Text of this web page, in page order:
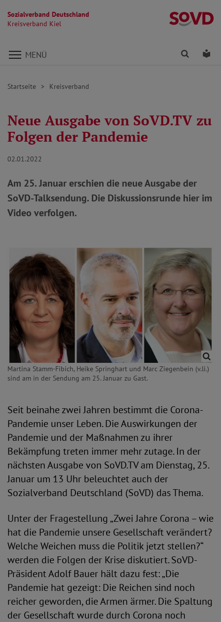
Sozialverband Deutschland
Kreisverband Kiel
Direkt zu den Inhalten springen
MENÜ Finden
Startseite Kreisverband
Neue Ausgabe von SoVD.TV zu
Folgen der Pandemie
02.01.2022
Am 25. Januar erschien die neue Ausgabe der
SoVD-Talksendung. Die Diskussionsrunde hier im
Video verfolgen.
Martina Stamm-Fibich, Heike Springhart und Marc Ziegenbein (v.li.)
sind am in der Sendung am 25. Januar zu Gast.
Seit beinahe zwei Jahren bestimmt die Corona-
Pandemie unser Leben. Die Auswirkungen der
Pandemie und der Maßnahmen zu ihrer
Bekämpfung treten immer mehr zutage. In der
nächsten Ausgabe von SoVD.TV am Dienstag, 25.
Januar um 13 Uhr beleuchtet auch der
Sozialverband Deutschland (SoVD) das Thema.
Unter der Fragestellung „Zwei Jahre Corona – wie
hat die Pandemie unsere Gesellschaft verändert?
Welche Weichen muss die Politik jetzt stellen?“
werden die Folgen der Krise diskutiert. SoVD-
Präsident Adolf Bauer hält dazu fest: „Die
Pandemie hat gezeigt: Die Reichen sind noch
reicher geworden, die Armen ärmer. Die Spaltung
der Gesellschaft wurde durch Corona noch